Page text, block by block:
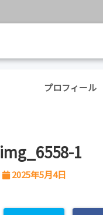
プロフィール
img_6558-1
2025年5月4日